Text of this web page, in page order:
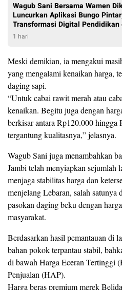
Wagub Sani Bersama Wamen
Luncurkan Aplikasi Bungo
Transformasi Digital Pendidikan
1 hari
Meski demikian, ia mengakui
yang mengalami kenaikan harga,
daging sapi.
“Untuk cabai rawit merah atau
kenaikan. Begitu juga dengan
berkisar antara Rp120.000
tergantung kualitasnya,” jelasnya.
Wagub Sani juga menambahkan
Jambi telah menyiapkan sejumlah
menjaga stabilitas harga dan
menjelang Lebaran, salah satunya
pasokan daging beku dengan
masyarakat.
Berdasarkan hasil pemantauan di
bahan pokok terpantau stabil,
di bawah Harga Eceran Tertinggi
Penjualan (HAP).
Harga beras premium merek